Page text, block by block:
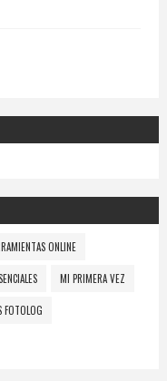
ONLINE
MI PRIMERA VEZ
FOTOLOG